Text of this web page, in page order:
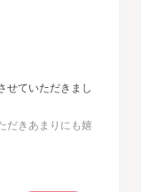
せていただきまし
だきあまりにも嬉
た。とても素敵な